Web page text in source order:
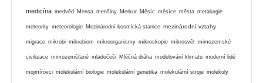
medicína medvěd Mensa menšiny Merkur Měsíc měsíce města metalurgie
meteority meteorologie Mezinárodní kosmická stanice mezinárodní vztahy
migrace mikrobi mikrobiom mikroorganismy mikroskopie mikrosvět mimozemské
civilizace mimozemšťané mladočeši Mléčná dráha modelování klimatu moderní lidé
mojmírovci molekulární biologie molekulární genetika molekulární stroje molekuly